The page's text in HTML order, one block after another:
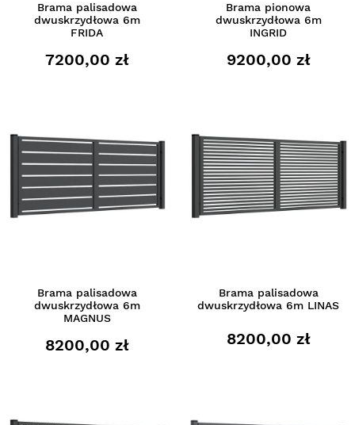
Brama palisadowa
dwuskrzydłowa 6m
FRIDA
7200,00 zł
Brama pionowa
dwuskrzydłowa 6m
INGRID
9200,00 zł
Brama palisadowa
dwuskrzydłowa 6m
MAGNUS
8200,00 zł
Brama palisadowa
dwuskrzydłowa 6m LINAS
8200,00 zł